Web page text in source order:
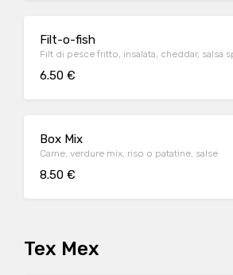
Filt-o-fish
Filt di pesce fritto, insalata, cheddar, salsa
6.50 €
Box Mix
Carne, verdure mix, riso o patatine, salse
8.50 €
Tex Mex